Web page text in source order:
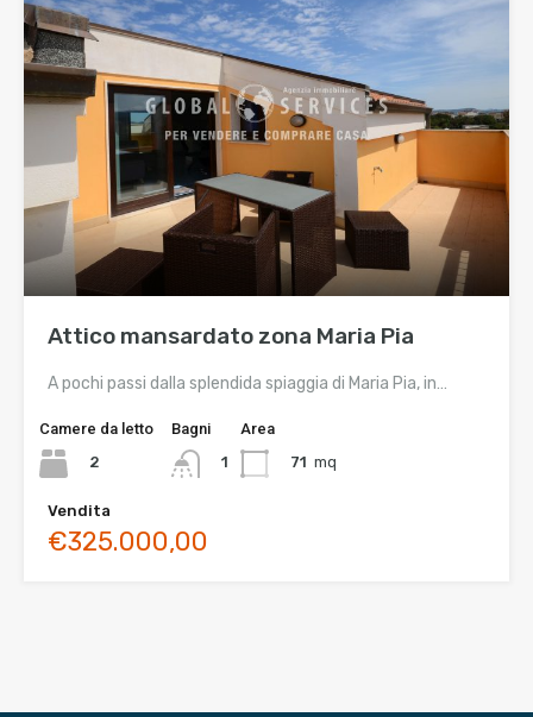
Attico mansardato zona Maria Pia
A pochi passi dalla splendida spiaggia di Maria Pia, in…
Camere da letto
2
Bagni
1
Area
71 mq
Vendita
€325.000,00